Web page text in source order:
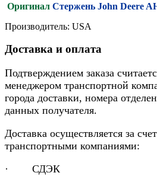
Оригинал Стержень John Deere
Производитель: USA
Доставка и оплата
Подтверждением заказа
менеджером транспортной
города доставки, номера
данных получателя.
Доставка осуществляется за
транспортными компаниями:
· СДЭК